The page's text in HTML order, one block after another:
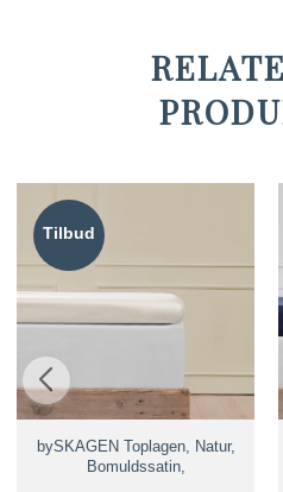
Tilbud
bySKAGEN Toplagen, Natur,
Bomuldssatin,